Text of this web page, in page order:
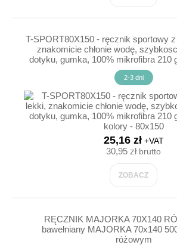
T-SPORT80X150 - ręcznik sportowy
znakomicie chłonie wodę,
dotyku, gumka, 100% mikrofibra 210
kolory - 80x150
2-3 dni
25,16 zł+VAT
30,95 złbrutto
ZOBACZ
RĘCZNIK MAJORKA 70X140
bawełniany MAJORKA 70x140
różowym